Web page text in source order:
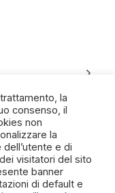
e Maria Letizia
la
consenso, il
non
la
e di
visitatori del sito
banner
di default e